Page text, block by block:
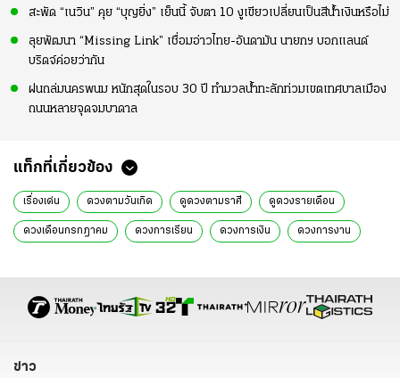
สะพัด “เนวิน” คุย “บุญยิ่ง” เย็นนี้ จับตา 10 งูเขียวเปลี่ยนเป็นสีน้ำเงินหรือไม่
ลุยพัฒนา “Missing Link” เชื่อมอ่าวไทย-อันดามัน นายกฯ บอกแลนด์
บริดจ์ค่อยว่ากัน
ฝนถล่มนครพนม หนักสุดในรอบ 30 ปี ทำมวลน้ำทะลักท่วมเขตเทศบาลเมือง
ถนนหลายจุดจมบาดาล
แท็กที่เกี่ยวข้อง
เรื่องเด่น ดวงตามวันเกิด ดูดวงตามราศี ดูดวงรายเดือน
ดวงเดือนกรกฎาคม ดวงการเรียน ดวงการเงิน ดวงการงาน
ข่าว